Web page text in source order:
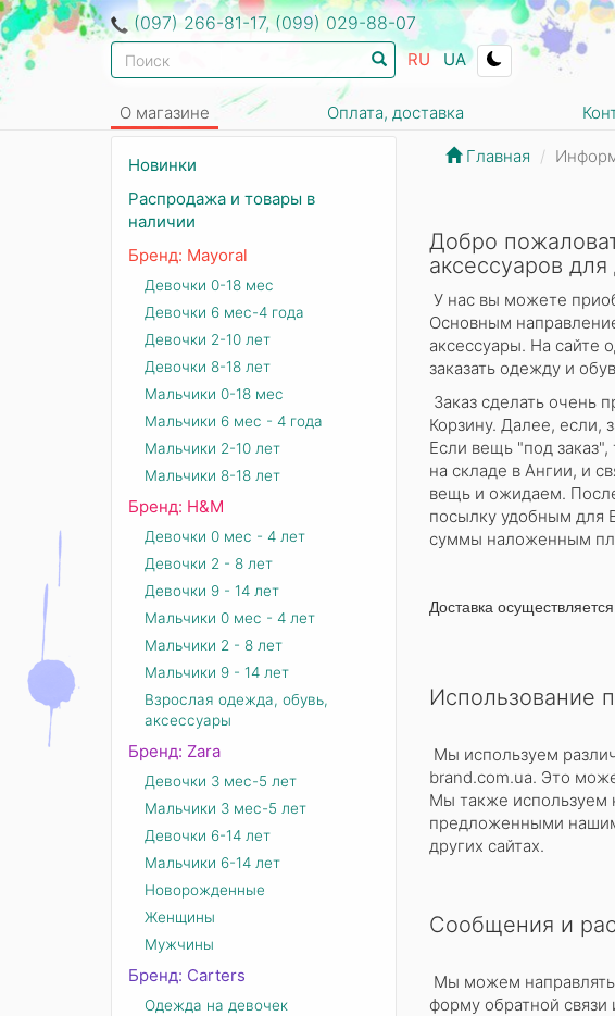
(097) 266-81-17, (099) 029-88-07
RU UA
О магазине Оплата, доставка
Главная
Добро
аксессуаров для
У нас вы можете
Основным
аксессуары. На сайте
заказать одежду и
Заказ сделать очень
Корзину. Далее, если,
Если вещь "под
на складе в Ангии, и
вещь и ожидаем.
посылку удобным для
суммы наложенным
Доставка
Использование
Мы используем
brand.com.ua. Это
Мы также используем
предложенными
других сайтах.
Сообщения и
Мы можем
форму обратной связи
Новинки
Распродажа и товары в
наличии
Бренд: Mayoral
Девочки 0-18 мес
Девочки 6 мес-4 года
Девочки 2-10 лет
Девочки 8-18 лет
Мальчики 0-18 мес
Мальчики 6 мес - 4 года
Мальчики 2-10 лет
Мальчики 8-18 лет
Бренд: Н&М
Девочки 0 мес - 4 лет
Девочки 2 - 8 лет
Девочки 9 - 14 лет
Мальчики 0 мес - 4 лет
Мальчики 2 - 8 лет
Мальчики 9 - 14 лет
Взрослая одежда, обувь,
аксессуары
Бренд: Zara
Девочки 3 мес-5 лет
Мальчики 3 мес-5 лет
Девочки 6-14 лет
Мальчики 6-14 лет
Новорожденные
Женщины
Мужчины
Бренд: Carters
Одежда на девочек